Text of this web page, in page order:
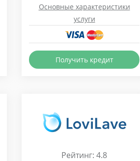
Основные характеристики
услуги
Получить кредит
Рейтинг: 4.8